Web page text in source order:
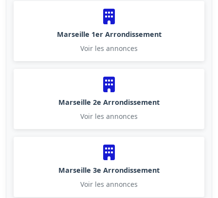
Marseille 1er Arrondissement
Voir les annonces
Marseille 2e Arrondissement
Voir les annonces
Marseille 3e Arrondissement
Voir les annonces